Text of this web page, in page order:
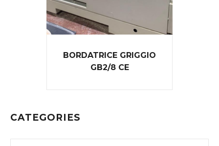
BORDATRICE GRIGGIO
GB2/8 CE
CATEGORIES